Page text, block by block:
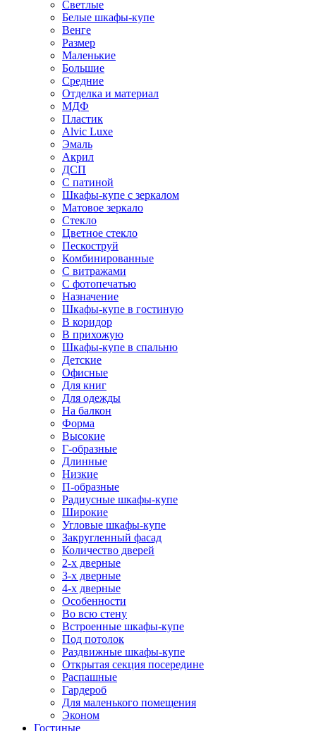
Светлые
Белые шкафы-купе
Венге
Размер
Маленькие
Большие
Средние
Отделка и материал
МДФ
Пластик
Alvic Luxe
Эмаль
Акрил
ДСП
С патиной
Шкафы-купе с зеркалом
Матовое зеркало
Стекло
Цветное стекло
Пескоструй
Комбинированные
С витражами
С фотопечатью
Назначение
Шкафы-купе в гостиную
В коридор
В прихожую
Шкафы-купе в спальню
Детские
Офисные
Для книг
Для одежды
На балкон
Форма
Высокие
Г-образные
Длинные
Низкие
П-образные
Радиусные шкафы-купе
Широкие
Угловые шкафы-купе
Закругленный фасад
Количество дверей
2-х дверные
3-х дверные
4-х дверные
Особенности
Во всю стену
Встроенные шкафы-купе
Под потолок
Раздвижные шкафы-купе
Открытая секция посередине
Распашные
Гардероб
Для маленького помещения
Эконом
Гостиные